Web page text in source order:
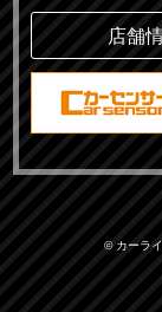
店舗
© カーラ